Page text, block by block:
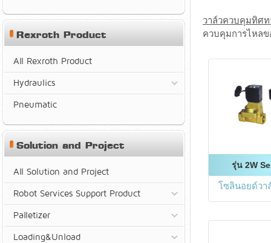
วาล์วควบคุมทิศ
ควบคุมการไหลข
รุ่น 2W
โซลินอยด์วา
Rexroth Product
All Rexroth Product
Hydraulics
Pneumatic
Solution and Project
All Solution and Project
Robot Services Support Product
Palletizer
Loading&Unload